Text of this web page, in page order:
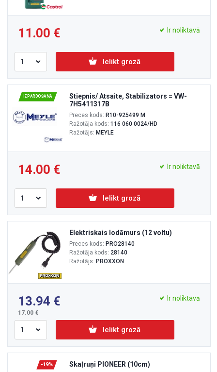
11.00 Ir noliktavā
Ielikt grozā
IZPĀRDOŠANA
Stiepnis/ Atsaite, Stabilizators = VW-
7H5411317B
Preces kods: R10-925499 M
Ražotāja kods: 116 060 0024/HD
Ražotājs: MEYLE
14.00 Ir noliktavā
Ielikt grozā
Elektriskais lodāmurs (12 voltu)
Preces kods: PRO28140
Ražotāja kods: 28140
Ražotājs: PROXXON
13.94
17.00
Ir noliktavā
Ielikt grozā
-19% Skaļruņi PIONEER (10cm)